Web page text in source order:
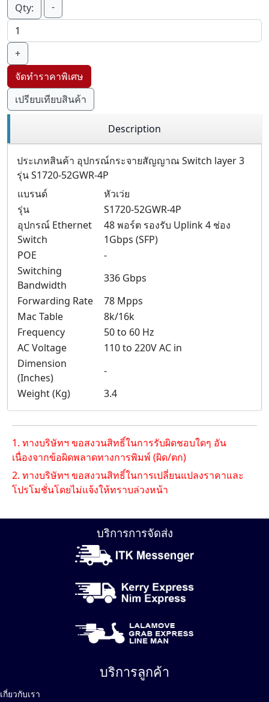
Qty: -
+
จัดทำราคาพิเศษ
เปรียบเทียบสินค้า
Description
ประเภทสินค้า อุปกรณ์กระจายสัญญาณ Switch layer 3
รุ่น S1720-52GWR-4P
แบรนด์
หัวเว่ย
รุ่น
S1720-52GWR-4P
อุปกรณ์ Ethernet
Switch
48 พอร์ต รองรับ Uplink 4 ช่อง
1Gbps (SFP)
POE
-
Switching
Bandwidth
336 Gbps
Forwarding Rate
78 Mpps
Mac Table
8k/16k
Frequency
50 to 60 Hz
AC Voltage
110 to 220V AC in
Dimension
(Inches)
-
Weight (Kg)
3.4
1. ทางบริษัทฯ ขอสงวนสิทธิ์ในการรับผิดชอบใดๆ อัน
เนื่องจากข้อผิดพลาดทางการพิมพ์ (ผิด/ตก)
2. ทางบริษัทฯ ขอสงวนสิทธิ์ในการเปลี่ยนแปลงราคาและ
โปรโมชั่นโดยไม่แจ้งให้ทราบล่วงหน้า
บริการการจัดส่ง
บริการลูกค้า
เกี่ยวกับเรา